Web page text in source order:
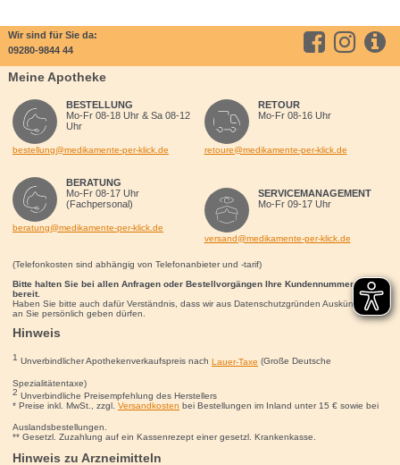
Wir sind für Sie da:
09280-9844 44
Meine Apotheke
BESTELLUNG
Mo-Fr 08-18 Uhr & Sa 08-12
Uhr
bestellung@medikamente-per-klick.de
BERATUNG
Mo-Fr 08-17 Uhr
(Fachpersonal)
beratung@medikamente-per-klick.de
RETOUR
Mo-Fr 08-16 Uhr
retoure@medikamente-per-klick.de
SERVICEMANAGEMENT
Mo-Fr 09-17 Uhr
versand@medikamente-per-klick.de
(Telefonkosten sind abhängig von Telefonanbieter und -tarif)
Bitte halten Sie bei allen Anfragen oder Bestellvorgängen Ihre Kundennummer für uns
bereit.
Haben Sie bitte auch dafür Verständnis, dass wir aus Datenschutzgründen Auskünfte nur
an Sie persönlich geben dürfen.
Hinweis
1 Unverbindlicher Apothekenverkaufspreis nach Lauer-Taxe (Große Deutsche
Spezialitätentaxe)
2 Unverbindliche Preisempfehlung des Herstellers
* Preise inkl. MwSt., zzgl. Versandkosten bei Bestellungen im Inland unter 15 €sowie bei
Auslandsbestellungen.
** Gesetzl. Zuzahlung auf ein Kassenrezept einer gesetzl. Krankenkasse.
Hinweis zu Arzneimitteln